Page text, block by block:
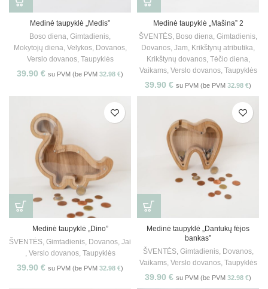
Medinė taupyklė „Medis”
Boso diena, Gimtadienis,
Mokytojų diena, Velykos, Dovanos,
Verslo dovanos, Taupyklės
39.90 € su PVM (be PVM 32.98 €)
Medinė taupyklė „Mašina” 2
ŠVENTĖS, Boso diena, Gimtadienis,
Dovanos, Jam, Krikštynų atributika,
Krikštynų dovanos, Tėčio diena,
Vaikams, Verslo dovanos, Taupyklės
39.90 € su PVM (be PVM 32.98 €)
Medinė taupyklė „Dino”
ŠVENTĖS, Gimtadienis, Dovanos, Jai
, Verslo dovanos, Taupyklės
39.90 € su PVM (be PVM 32.98 €)
Medinė taupyklė „Dantukų fėjos
bankas”
ŠVENTĖS, Gimtadienis, Dovanos,
Vaikams, Verslo dovanos, Taupyklės
39.90 € su PVM (be PVM 32.98 €)